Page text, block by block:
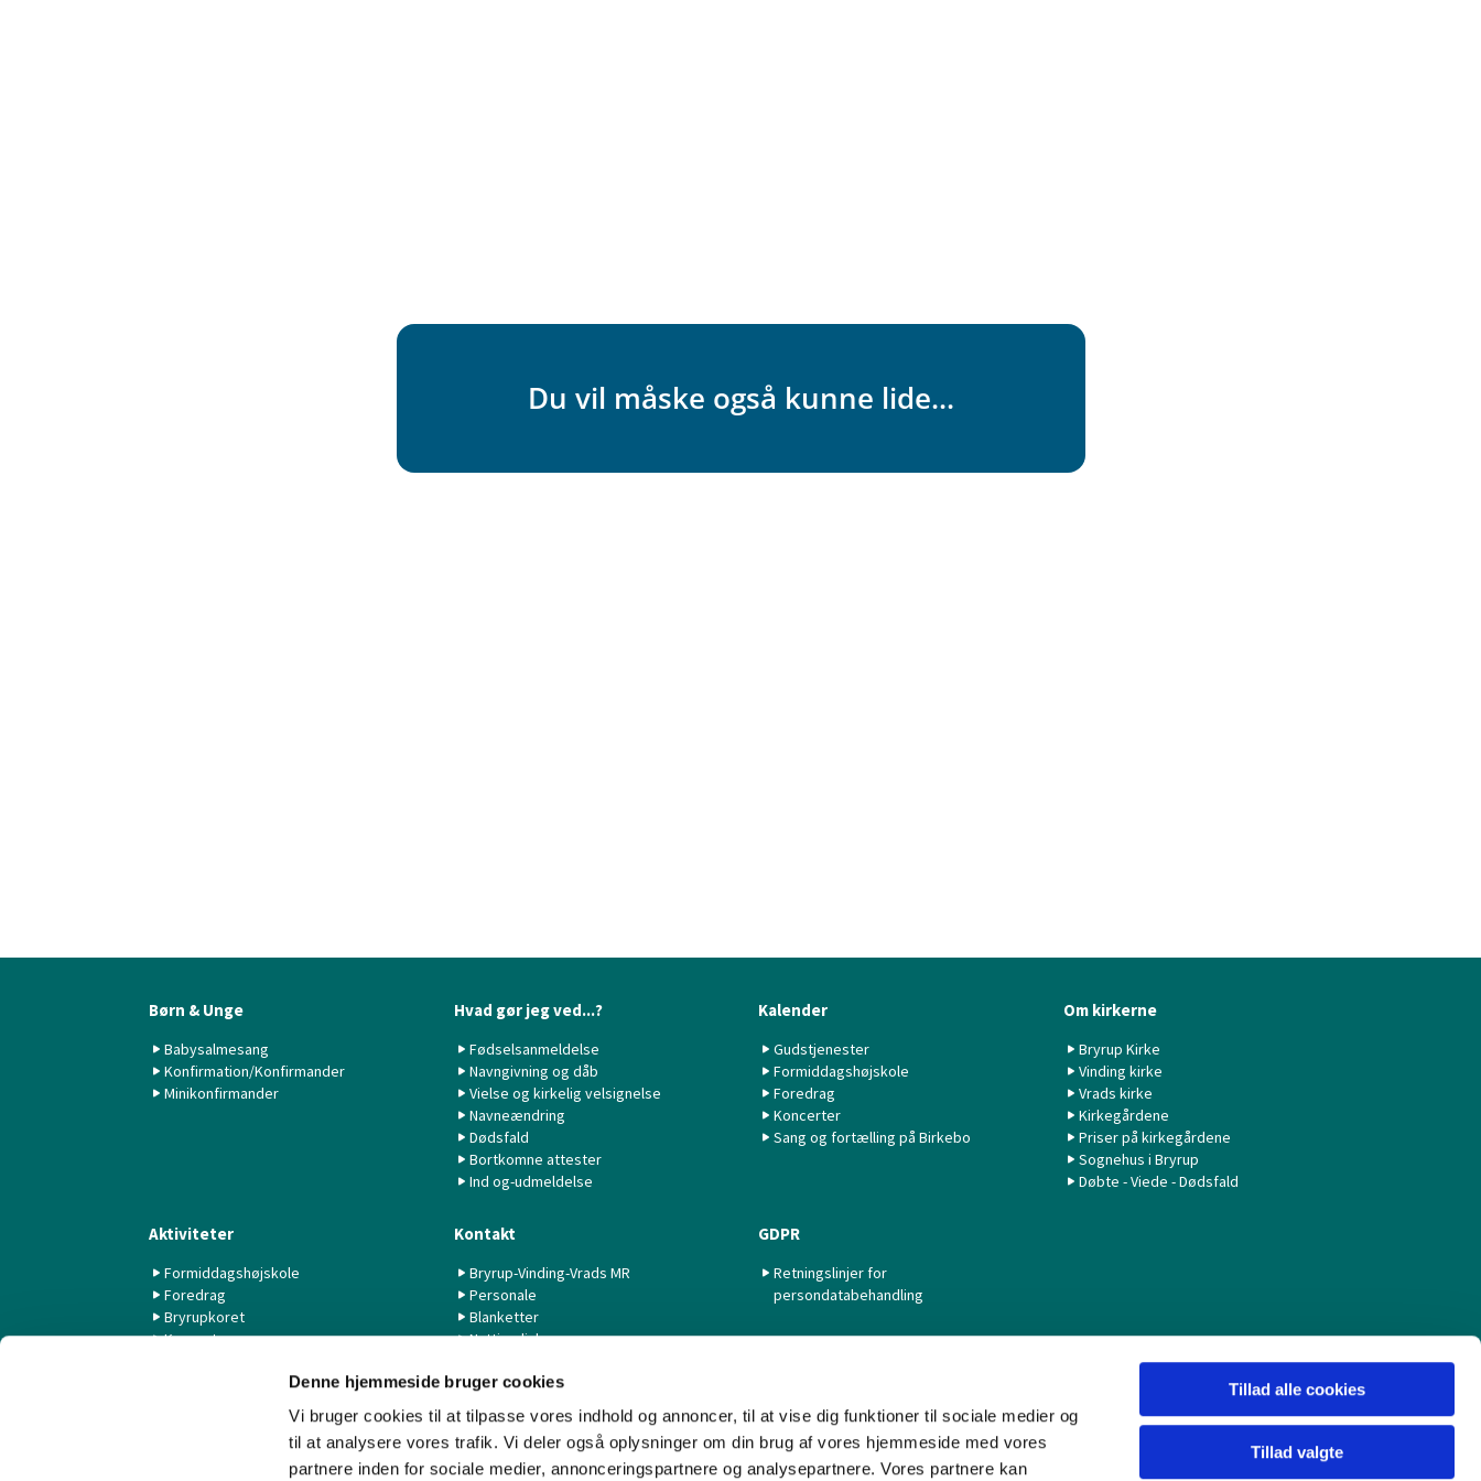
Denne hjemmeside bruger cookies
Vi bruger cookies til at tilpasse vores indhold og annoncer, til at vise dig funktioner til sociale medier og
til at analysere vores trafik. Vi deler også oplysninger om din brug af vores hjemmeside med vores
partnere inden for sociale medier, annonceringspartnere og analysepartnere. Vores partnere kan
Tillad alle cookies
Tillad valgte
Du vil måske også kunne lide...
Børn & Unge
Babysalmesang
Konfirmation/Konfirmander
Minikonfirmander
Hvad gør jeg ved...?
Fødselsanmeldelse
Navngivning og dåb
Vielse og kirkelig velsignelse
Navneændring
Dødsfald
Bortkomne attester
Ind og-udmeldelse
Kalender
Gudstjenester
Formiddagshøjskole
Foredrag
Koncerter
Sang og fortælling på Birkebo
Om kirkerne
Bryrup Kirke
Vinding kirke
Vrads kirke
Kirkegårdene
Priser på kirkegårdene
Sognehus i Bryrup
Døbte - Viede - Dødsfald
Aktiviteter
Formiddagshøjskole
Foredrag
Bryrupkoret
Koncerter
Livestream fra Aarhus Universitet
Kontakt
Bryrup-Vinding-Vrads MR
Personale
Blanketter
Nyttige links
GDPR
Retningslinjer for
persondatabehandling